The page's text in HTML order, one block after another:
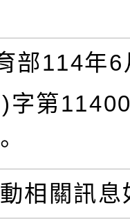
部114年
字第
相關訊息